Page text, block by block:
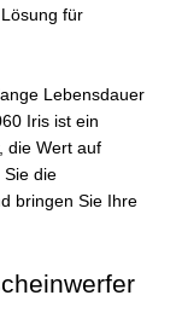
für
Lebensdauer
Iris ist ein
die Wert auf
Sie die
bringen Sie Ihre